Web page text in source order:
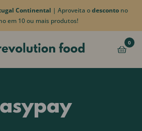
Continental | Aproveita odesconto no
em 10 ou mais produtos!
0